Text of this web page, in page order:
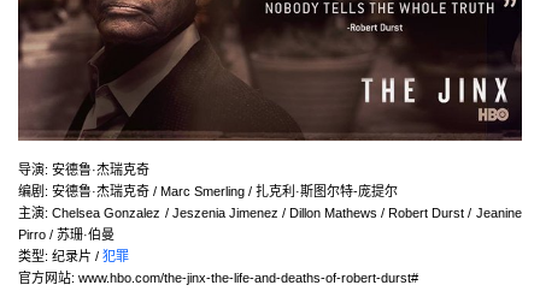
导演: 安德鲁·杰瑞克奇
编剧: 安德鲁·杰瑞克奇 / Marc Smerling / 扎克利·斯图尔特-庞提尔
主演: Chelsea Gonzalez / Jeszenia Jimenez / Dillon Mathews / Robert Durst / Jeanine
Pirro / 苏珊·伯曼
类型: 纪录片 / 犯罪
官方网站: www.hbo.com/the-jinx-the-life-and-deaths-of-robert-durst#